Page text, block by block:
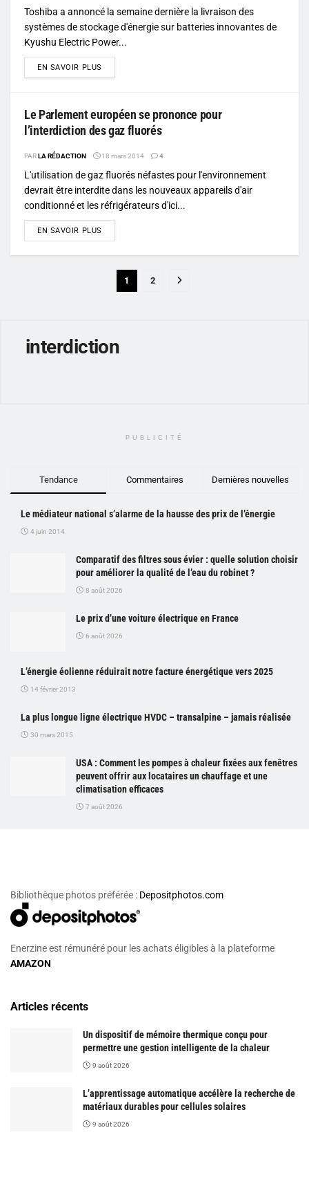
Toshiba a annoncé la semaine dernière la livraison des
systèmes de stockage d'énergie sur batteries innovantes de
Kyushu Electric Power...
EN SAVOIR PLUS
Le Parlement européen se prononce pour
l’interdiction des gaz fluorés
PARLA RÉDACTION 18 mars 2014 4
L'utilisation de gaz fluorés néfastes pour l'environnement
devrait être interdite dans les nouveaux appareils d'air
conditionné et les réfrigérateurs d'ici...
EN SAVOIR PLUS
1 2
interdiction
PUBLICITÉ
Tendance Commentaires Dernières nouvelles
Le médiateur national s’alarme de la hausse des prix de l’énergie
4 juin 2014
Comparatif des filtres sous évier : quelle solution choisir
pour améliorer la qualité de l’eau du robinet ?
8 août 2026
Le prix d’une voiture électrique en France
6 août 2026
L’énergie éolienne réduirait notre facture énergétique vers 2025
14 février 2013
La plus longue ligne électrique HVDC – transalpine – jamais réalisée
30 mars 2015
USA : Comment les pompes à chaleur fixées aux fenêtres
peuvent offrir aux locataires un chauffage et une
climatisation efficaces
7 août 2026
Bibliothèque photos préférée : Depositphotos.com
Enerzine est rémunéré pour les achats éligibles à la plateforme
AMAZON
Articles récents
Un dispositif de mémoire thermique conçu pour
permettre une gestion intelligente de la chaleur
9 août 2026
L’apprentissage automatique accélère la recherche de
matériaux durables pour cellules solaires
9 août 2026